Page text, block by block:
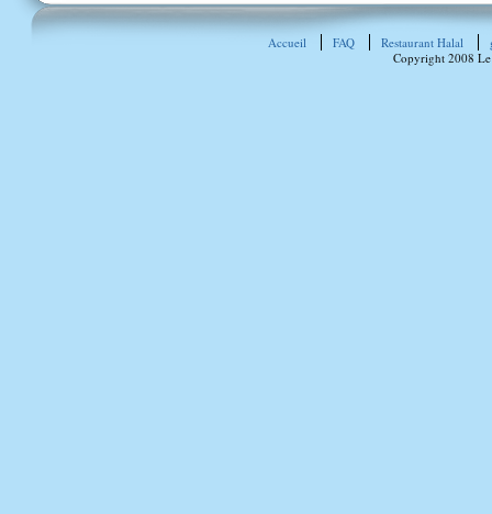
Accueil FAQ Restaurant Halal
Copyright 2008